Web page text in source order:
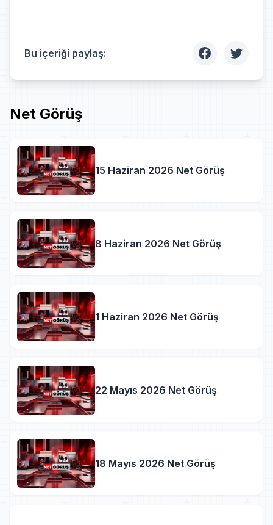
Bu içeriği paylaş:
Net Görüş
15 Haziran 2026 Net Görüş
8 Haziran 2026 Net Görüş
1 Haziran 2026 Net Görüş
22 Mayıs 2026 Net Görüş
18 Mayıs 2026 Net Görüş